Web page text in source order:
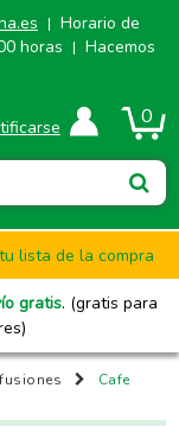
| Horario de
horas
| Hacemos
0
lista de la compra
gratis. (gratis para
Cafe